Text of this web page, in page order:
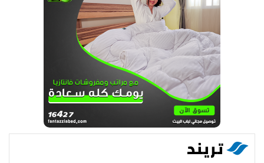
تريند